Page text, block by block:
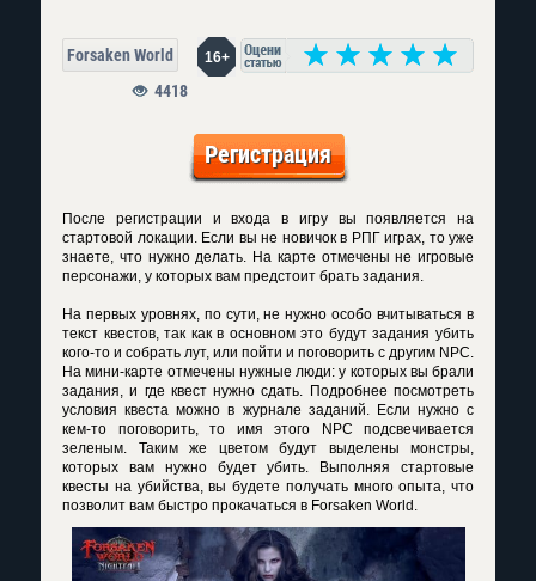
Forsaken World 16+
4418
Регистрация
После регистрации и входа в игру вы появляется на
стартовой локации. Если вы не новичок в РПГ играх, то уже
знаете, что нужно делать. На карте отмечены не игровые
персонажи, у которых вам предстоит брать задания.
На первых уровнях, по сути, не нужно особо вчитываться в
текст квестов, так как в основном это будут задания убить
кого-то и собрать лут, или пойти и поговорить с другим NPC.
На мини-карте отмечены нужные люди: у которых вы брали
задания, и где квест нужно сдать. Подробнее посмотреть
условия квеста можно в журнале заданий. Если нужно с
кем-то поговорить, то имя этого NPC подсвечивается
зеленым. Таким же цветом будут выделены монстры,
которых вам нужно будет убить. Выполняя стартовые
квесты на убийства, вы будете получать много опыта, что
позволит вам быстро прокачаться в Forsaken World .